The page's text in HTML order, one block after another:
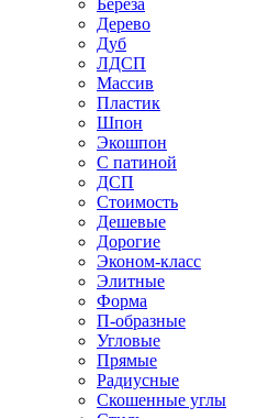
Береза
Дерево
Дуб
ЛДСП
Массив
Пластик
Шпон
Экошпон
С патиной
ДСП
Стоимость
Дешевые
Дорогие
Эконом-класс
Элитные
Форма
П-образные
Угловые
Прямые
Радиусные
Скошенные углы